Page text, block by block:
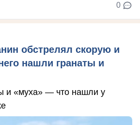
0
обстрелял скорую и
нашли гранаты и
и «муха» — что нашли у